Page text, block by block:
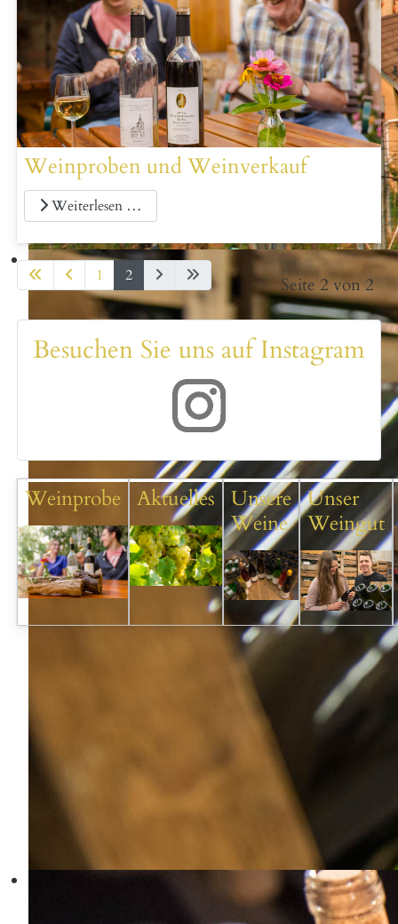
Weinproben und Weinverkauf
Weiterlesen …
Seite 2 von 2
1 2
Besuchen Sie uns auf Instagram
Weinprobe Aktuelles Unsere
Weine
Unser
Weingut